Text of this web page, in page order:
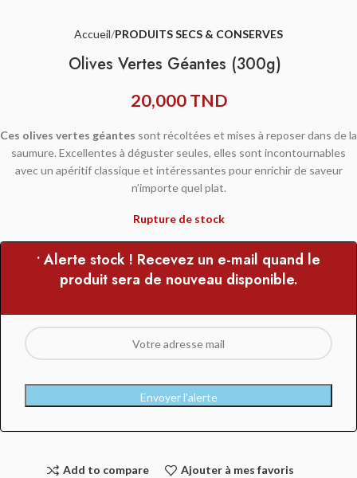
Accueil PRODUITS SECS & CONSERVES
Olives Vertes Géantes (300g)
20,000TND
Ces olives vertes géantes sont récoltées et mises à reposer dans de la
saumure. Excellentes à déguster seules, elles sont incontournables
avec un apéritif classique et intéressantes pour enrichir de saveur
n’importe quel plat.
Rupture de stock
• Alerte stock ! Recevez un e-mail quand le
produit sera de nouveau disponible.
Envoyer l’alerte
Add to compare Ajouter à mes favoris